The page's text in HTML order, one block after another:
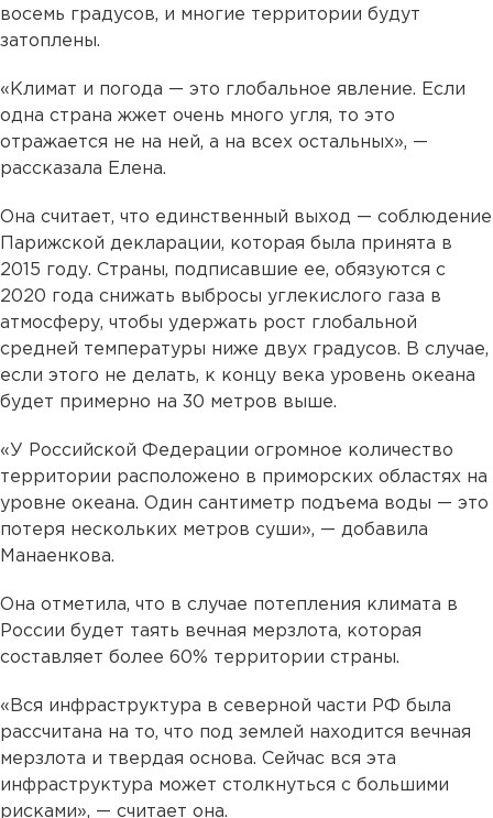
восемь градусов, и многие территории будут
затоплены.
«Климат и погода — это глобальное явление. Если
одна страна жжет очень много угля, то это
отражается не на ней, а на всех остальных», —
рассказала Елена.
Она считает, что единственный выход — соблюдение
Парижской декларации, которая была принята в
2015 году. Страны, подписавшие ее, обязуются с
2020 года снижать выбросы углекислого газа в
атмосферу, чтобы удержать рост глобальной
средней температуры ниже двух градусов. В случае,
если этого не делать, к концу века уровень океана
будет примерно на 30 метров выше.
«У Российской Федерации огромное количество
территории расположено в приморских областях на
уровне океана. Один сантиметр подъема воды — это
потеря нескольких метров суши», — добавила
Манаенкова.
Она отметила, что в случае потепления климата в
России будет таять вечная мерзлота, которая
составляет более 60% территории страны.
«Вся инфраструктура в северной части РФ была
рассчитана на то, что под землей находится вечная
мерзлота и твердая основа. Сейчас вся эта
инфраструктура может столкнуться с большими
рисками», — считает она.